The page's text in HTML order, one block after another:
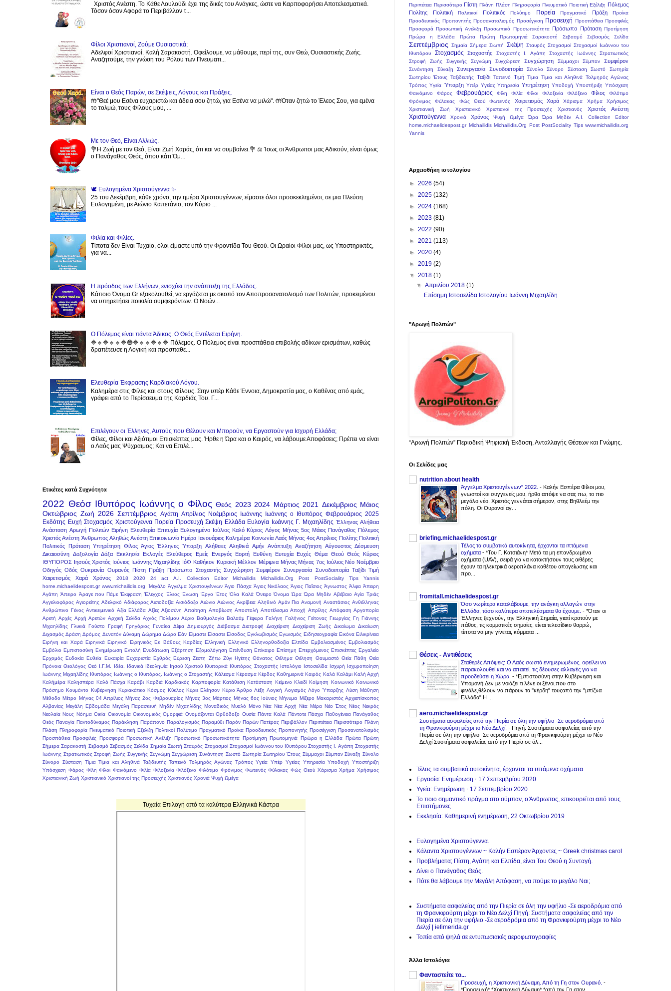
Χριστός Ανέστη. Το Κάθε Λουλούδι έχει της δικές του Ανάγκες, ώστε να Καρποφορήσει Αποτελεσματικά.
Τόσον όσον Αφορά το Περιβάλλον τ...
Φίλοι Χριστιανοί, Ζούμε Ουσιαστικά;
Αδελφοί Χριστιανοί. Καλή Σαρακοστή. Οφείλουμε, να μάθουμε, περί της, συν Θεώ, Ουσιαστικής Ζωής.
Αναζητούμε, την γνώση του Ρόλου των Πνευματι...
Είναι ο Θεός Παρών, σε Σκέψεις, Λόγους και Πράξεις.
🤲"Θεέ μου Εσένα ευχαριστώ και άδεια σου ζητώ, για Εσένα να μιλώ". 🤲Όταν ζητώ το Έλεος Σου, για εμένα
το τολμώ, τους Φίλους μου, ...
Με τον Θεό, Είναι Αλλιώς.
💐Η Ζωή με τον Θεό, Είναι Ζωή Χαράς, ότι και να συμβαίνει.💐 ⚖️ Ίσως οι Άνθρωποι μας Αδικούν, είναι όμως
ο Πανάγαθος Θεός, όπου κάτι Όμ...
🕊 Ευλογημένα Χριστούγεννα ✨️
25 του Δεκέμβρη, κάθε χρόνο, την ημέρα Χριστουγέννων, είμαστε όλοι προσκεκλημένοι, σε μια Πλεύση
Ευλογημένη, με Αιώνιο Καπετάνιο, τον Κύριο ...
Φιλία και Φιλίες.
Τίποτα δεν Είναι Τυχαίο, όλοι είμαστε υπό την Φροντίδα Του Θεού. Οι Ωραίοι Φίλοι μας, ως Υποστηρικτές,
για να...
Η πρόοδος των Ελλήνων, ενισχύει την ανάπτυξη της Ελλάδος.
Κάποιο Όνομα.Gr εξακολουθεί, να εργάζεται με σκοπό τον Αποπροσανατολισμό των Πολιτών, προκειμένου
να υπηρετήσει ποικιλία συμφερόντων. Ο Νοών...
Ο Πόλεμος είναι πάντα Άδικος. Ο Θεός Εντέλεται Ειρήνη.
🔷️🔹️🔷️🔹️🔹️🔷️🔵🔷️🔹️🔹️🔷️🔹️🔷️ Πόλεμος. Ο Πόλεμος είναι προσπάθεια επιβολής αδίκων ερισμάτων, καθώς
δραπέτευσε η Λογική και προσπαθε...
Ελευθερία Έκφρασης Καρδιακού Λόγου.
Καλημέρα στις Φίλες και στους Φίλους. Στην υπέρ Κάθε Έννοια, Δημοκρατία μας, ο Καθένας από εμάς,
γράφει από το Περίσσευμα της Καρδιάς Του. Γ...
Επιλέγουν οι Έλληνες, Αυτούς που Θέλουν και Μπορούν, να Εργαστούν για Ισχυρή Ελλάδα;
Φίλες, Φίλοι και Αξιότιμοι Επισκέπτες μας. Ήρθε η Ώρα και ο Καιρός, να λάβουμε Αποφάσεις; Πρέπει να είναι
ο Λαός μας Ψύχραιμος; Και να Επιλέ...
Ετικέτες κατά Συχνότητα
2022 Θεόσ Ιθυπόρος Ιωάννης ο Φίλος Θεός 2023 2024 Μάρτιος 2021 Δεκέμβριος Μάιος
Οκτώβριος Ζωή 2026 Σεπτέμβριος Αγάπη Απρίλιος Νοέμβριος Ιωάννης Ιωάννης ο Ιθυπόρος Φεβρουάριος 2025
Εκδότης Ευχή Στοχασμός Χριστούγεννα Πορεία Προσευχή Σκέψη Ελλάδα Ευλογία Ιωάννης Γ. Μιχαηλίδης Έλληνας Αλήθεια
Ανάσταση Αρωγή Πολιτών Ειρήνη Ελευθερία Επιτυχία Ευλογημένο Ιούλιος Καλό Κύριος Λόγος Μήνας 5ος Μάιος Πανάγαθος Πόλεμος
Χριστός Ανέστη Άνθρωπος Αληθώς Ανέστη Επικοινωνία Ημέρα Ιανουάριος Καλημέρα Κοινωνία Λαός Μήνας 4ος Απρίλιος Πολίτης Πολιτική
Πολιτικός
Πρόταση Υπηρέτηση Φίλος Άγιος Έλληνες Ύπαρξη Αλήθειες Αληθινά Αμήν Ανάπτυξη Αναζήτηση Αύγουστος Δέσμευση
Δικαιοσύνη Δοξολογία Δόξα Εκκλησία Εκλογές Ελεύθερος Εμείς Ενεργός Εορτή Ευθύνη Ευτυχία Ευχές Θέμα Θεού Θεός Κύριος
ΙΘΥΠΟΡΟΣ
Ιησούς Χριστός Ιούνιος Ιωάννης Μιχαηλίδης ΙόΦ Καθήκον Κυριακή Μέλλον Μέριμνα Μήνας Μήνας 7ος Ιούλιος Νέο Νοέμβριο
Οδηγός Οδός Ουκρανία Ουρανός Πίστη Πράξη Πρόσωπο Στοχαστής Συγχώρηση Συμφέρον Συνεργασία Συνοδοιπορία Ταξίδι Τιμή
Χαιρετισμός
Χαρά Χρόνος 2018 2020 24 act A.I. Collection Editor Michailidis Michailidis.Org Post PostSociality Tips
Yannis
home.michaelidespost.gr www.michailidis.org ΄Μεγάλο Άγγελμα Χριστουγέννων Άγιο Πάσχα Άγιος Νικόλαος Άγιος Παΐσιος Άγνωστος Άλφα Άπειρη
Αγάπη Άπειρο Άραγε που Πάμε Έκφραση Έλεγχος Έλεος Ένωση Έργο Έτος Όλα Καλά Όνειρο Όνομα Ώρα Ώρα Μηδέν Αβέβαιο Αγία Τριάς
Αγγελιοφόρος Αγιορείτης Αδελφικό Αδιάφορος Αισιοδοξία Αισιόδοξο Αιώνιο Αιώνιος Ακρίβεια Αληθινό Αμάν Πια Αναμονή Αναστάσιος Ανθέλληνας
Ανθρώπινο Γένος Αντικειμενικό Αξία Ελλάδα Αξίες Αξιοσύνη Απαίτηση Αποβίωση Αποστολή Αποτέλεσμα Αποχή Απρίλης Απόφαση Αργοπορία
Αρετή Αρχές Αρχή Αρετών Αρχική Σελίδα Αχνός Πολέμου Αύριο Βαθμολογία Βαλαάμ Γέφυρα Γαλήνη Γαλήνιος Γείτονας Γεωργίας Γη Γιάννης
Μιχαηλίδης Γλυκιά Γούστο Γραφή Γρηγόριος Γυναίκα Δίψα Δημιουργός Διάβασμα Διατροφή Διαχείριση Διαχείριση Ζωής Δικαίωμα Δικαίωση
Διχασμός Δράση Δρόμος Δυνατόν Δύναμη Δώρημα Δώρο Εάν Είμαστε Είσαστε Είσοδος Εγκλωβισμός Εγωισμός Ειδησεογραφία Εικόνα Ειλικρίνεια
Ειρήνη και Χαρά Ειρηνικά Ειρηνικό Ειρηνικός Εκ Βάθους Καρδίας Ελληνική Ελληνικό Ελληνορθοδοξία Ελπίδα Εμβολιασμένος Εμβολιασμός
Εμβόλιο Εμπιστοσύνη Ενημέρωση Εντολή Ενυδάτωση Εξάρτηση Εξομολόγηση Επένδυση Επίκαιρο Επίσημη Επερχόμενος Επισκέπτες Εργαλείο
Ερχομός Ευδοκία Ευθεία Ευκαιρία Ευχαριστία Εχθρός Εύρεση Ζέστη Ζήτω Ζύγι Ηγέτης Θάνατος Θέλημα Θέληση Θαυμαστό Θεία Πάθη Θεία
Πρόνοια Θεολόγος Θεό Ι.Γ.Μ. Ιδέα. Ιδανικά Ιδεοληψία Ιησού Χριστού Ιθυπορικά Ιθυπόρος Στοχαστής Ιστολόγιο Ιστοσελίδα Ισχυρή Ισχυροποίηση
Ιωάννης Μιχαηλίδης Ιθυπόρος Ιωάννης ο Ιθυπόρος. Ιωάννης ο Στοχαστής Κάλεσμα Κέρασμα Κέρδος Καθημερινά Καιρός Καλά Καλάμι Καλή Αρχή
Καλήμέρα Καλησπέρα Καλό Πάσχα Καράβι Καρδιά Καρδιακός Καρποφορία Κατάθεση Κατάσταση Κείμενο Κλειδί Κοίμηση Κοινωνικό Κοινωνικό
Πρόσημο Κουμάντο Κυβέρνηση Κυριακάτικο Κόσμος Κύκλος Κύριε Ελέησον Κύριο Άρθρο Λέξη Λογική Λογισμός Λόγο Ύπαρξης Λύση Μάθηση
Μέθοδο Μέτρο Μήνας 04 Απρίλιος Μήνας 2ος Φεβρουαρίος Μήνας 3ος Μάρτιος Μήνας 6ος Ιούνιος Μήνυμα Μίζερο Μακαριστός Αρχιεπίσκοπος
Αλβανίας Μεγάλη Εβδομάδα Μεγάλη Παρασκευή Μηδέν Μιχαηλίδης Μοναδικός Μυαλό Μόνο Νέα Νέα Αρχή Νέα Μέρα Νέο Έτος Νέος Νεκρός
Νεολαία Νους Νόημα Οικία Οικονομία Οικονομικός Ομορφιά Ονομάζονται Ορθόδοξο Ουσία Πάντα Καλά Πάντοτε Πάσχα Παθογένεια Πανάγαθος
Θεός Παναγία Παντοδύναμος Παράκληση Παράπονο Παραλογισμός Παραμύθι Παρόν Παρών Πατέρας Περιβάλλον Περιπέτεια Περισσότερο Πλάνη
Πλάση Πληροφορία Πνευματικό Ποιοτική Εξέλιξη Πολιτικοί Πολύτιμο Πραγματικό Προίκα Προοδευτικός Προπονητής Προσέγγιση Προσανατολισμός
Προσπάθεια Προσφιλές Προσφορά Προσωπική Ανέλιξη Προσωπικό Προσωπικότητα Προτίμηση Πρωτομηνιά Πρώρα η Ελλάδα Πρώτα Πρώτη
Σήμερα Σαρακοστή Σεβασμό Σεβασμός Σελίδα Σημαία Σιωπή Σταυρός Στοχασμοί Στοχασμοί Ιωάννου του Ιθυπόρου Στοχαστής Ι. Αγάπη Στοχαστής
Ιωάννης Στρατιωτικός Στροφή Ζωής Συγγενής Συγνώμη Συγχώρεση Συνάντηση Σωστό Σωτηρία Σωτηρίου Έτους Σύμμαχοι Σύμπαν Σύναξη Σύνολο
Σύνορο
Σύσταση Τίμια Τίμια και Αληθινά Ταξιδευτής Ταπεινό Τολμηρός Αγώνας Τρόπος Υγεία Υπέρ Υγείας Υπηρεσία Υποδοχή
Υποστήριξη
Υπόσχεση Φάρος Φίλη Φίλοι Φαινόμενο Φιλία Φιλοξενία Φιλόξενο Φιλότιμο Φρόνιμος Φωτεινός Φύλακας Φώς Θεού Χάρισμα Χρήμα Χρήσιμος
Χριστιανική Ζωή Χριστιανικό Χριστιανοί της Προσευχής Χριστιανός Χρονιά Ψυχή Ωμέγα
Τυχαία Επιλογή από τα καλύτερα Ελληνικά Κάστρα
Περιπέτεια Περισσότερο Πίστη Πλάνη Πλάση Πληροφορία Πνευματικό Ποιοτική Εξέλιξη Πόλεμος
Πολίτης
Πολιτική Πολιτικοί Πολιτικός Πολύτιμο Πορεία Πραγματικό Πράξη
Προίκα
Προοδευτικός Προπονητής Προσανατολισμός Προσέγγιση Προσευχή Προσπάθεια Προσφιλές
Προσφορά Προσωπική Ανέλιξη Προσωπικό Προσωπικότητα Πρόσωπο Πρόταση Προτίμηση
Πρώρα η Ελλάδα
Πρώτα Πρώτη Πρωτομηνιά Σαρακοστή Σεβασμό Σεβασμός Σελίδα
Σεπτέμβριος Σημαία Σήμερα Σιωπή Σκέψη Σταυρός Στοχασμοί Στοχασμοί Ιωάννου του
Ιθυπόρου
Στοχασμός Στοχαστής Στοχαστής Ι. Αγάπη Στοχαστής Ιωάννης
Στρατιωτικός
Στροφή Ζωής
Συγγενής Συγνώμη Συγχώρεση Συγχώρηση Σύμμαχοι Σύμπαν Συμφέρον
Συνάντηση Σύναξη Συνεργασία Συνοδοιπορία Σύνολο Σύνορο Σύσταση Σωστό
Σωτηρία
Σωτηρίου Έτους Ταξιδευτής Ταξίδι Ταπεινό Τιμή Τίμια Τίμια και Αληθινά Τολμηρός Αγώνας
Τρόπος Υγεία Ύπαρξη Υπέρ Υγείας Υπηρεσία Υπηρέτηση Υποδοχή Υποστήριξη Υπόσχεση
Φαινόμενο
Φάρος Φεβρουάριος Φίλη Φιλία Φίλοι Φιλοξενία Φιλόξενο Φίλος
Φιλότιμο
Φρόνιμος
Φύλακας Φώς Θεού Φωτεινός Χαιρετισμός Χαρά Χάρισμα Χρήμα
Χρήσιμος
Χριστιανική Ζωή
Χριστιανικό Χριστιανοί της Προσευχής Χριστιανός Χριστός Ανέστη
Χριστούγεννα Χρονιά Χρόνος Ψυχή Ωμέγα Ώρα Ώρα Μηδέν A.I. Collection
Editor
home.michaelidespost.gr Michailidis Michailidis.Org Post PostSociality Tips www.michailidis.org
Yannis
Αρχειοθήκη ιστολογίου
► 2026 (54)
► 2025 (132)
► 2024 (168)
► 2023 (81)
► 2022 (90)
► 2021 (113)
► 2020 (4)
► 2019 (2)
▼ 2018 (1)
▼Απριλίου 2018(1)
Επίσημη Ιστοσελίδα Ιστολογίου Ιωάννη Μιχαηλίδη
"Αρωγή Πολιτών"
“Αρωγή Πολιτών” Περιοδική Ψηφιακή Έκδοση, Ανταλλαγής Θέσεων και Γνώμης.
Οι Σελίδες μας
nutrition about health
Άγγελμα Χριστουγέννων" 2022. - Καλήν Εσπέρα Φίλοι μου,
γνωστοί και συγγενείς μου, ήρθα απόψε να σας πω, το πιο
μεγάλο νέο. Χριστός γεννάται σήμερον, στης Βηθλεέμ την
πόλη. Οι Ουρανοί αγ...
briefing.michaelidespost.gr
Τέλος τα συμβατικά αυτοκίνητα, έρχονται τα ιπτάμενα
οχήματα - *Του Γ. Κατσιάνη* Μετά τα μη επανδρωμένα
οχήματα (UAV), σειρά για να κατακτήσουν τους αιθέρες
έχουν τα ηλεκτρικά αεροπλάνα καθέτου απογείωσης και
προ...
fromitall.michaelidespost.gr
Όσο νωρίτερα καταλάβουμε, την ανάγκη αλλαγών στην
Ελλάδα, τόσο καλύτερα αποτελέσματα θα έχουμε. - *Όταν οι
Έλληνες ξεχνούν, την Ελληνική Σημαία, γιατί κρατούν με
πάθος, τις κομματικές σημαίες, είναι τελεσίδικο θαρρώ,
τίποτα να μην γίνεται, κόμματα ...
Θέσεις - Αντιθέσεις
Σταθερές Απόψεις: Ο Λαός σωστά ενημερωμένος, οφείλει να
παρακολουθεί και να απαιτεί, τις δέουσες αλλαγές για να
προοδεύσει η Χώρα. - *Εμπιστοσύνη στην Κυβέρνηση και
Υπομονή.Δεν με νοιάζει τι λένε οι ξένοι,που στο
φινάλε,θέλουν να πάρουν τα "κέρδη" τουςαπό την "μπίζνα
Ελλάδα".Η ...
aero.michaelidespost.gr
Συστήματα ασφαλείας από την Πιερία σε όλη την υφήλιο -Σε αεροδρόμια από
τη Φρανκφούρτη μέχρι το Νέο Δελχί. - Πηγή: Συστήματα ασφαλείας από την
Πιερία σε όλη την υφήλιο -Σε αεροδρόμια από τη Φρανκφούρτη μέχρι το Νέο
Δελχί Συστήματα ασφαλείας από την Πιερία σε όλ...
Τέλος τα συμβατικά αυτοκίνητα, έρχονται τα ιπτάμενα οχήματα
Εργασία: Ενημέρωση ⋅ 17 Σεπτεμβρίου 2020
Υγεία: Ενημέρωση ⋅ 17 Σεπτεμβρίου 2020
Το ποιο σημαντικό πράγμα στο σύμπαν, ο Άνθρωπος, επικουρείται από τους
Επιστήμονες
Εκκλησία: Καθημερινή ενημέρωση, 22 Οκτωβρίου 2019
Ευλογημένα Χριστούγεννα.
Κάλαντα Χριστουγέννων ~ Καλήν Εσπέραν Άρχοντες ~ Greek christmas carol
Προβλήματα; Πίστη, Αγάπη και Ελπίδα, είναι Του Θεού η Συνταγή.
Δίνει ο Πανάγαθος Θεός.
Πότε θα λάβουμε την Μεγάλη Απόφαση, να πούμε το μεγάλο Ναι;
Συστήματα ασφαλείας από την Πιερία σε όλη την υφήλιο -Σε αεροδρόμια από
τη Φρανκφούρτη μέχρι το Νέο Δελχί Πηγή: Συστήματα ασφαλείας από την
Πιερία σε όλη την υφήλιο -Σε αεροδρόμια από τη Φρανκφούρτη μέχρι το Νέο
Δελχί | iefimerida.gr
Τοπία από ψηλά σε εντυπωσιακές αεροφωτογραφίες
Άλλα Ιστολόγια
Φανταστείτε το...
Προσευχή, η Χριστιανική Δύναμη. Από τη Γη στον Ουρανό. -
*Προσευχή* *Χριστιανική Δύναμη* *από την Γη στον